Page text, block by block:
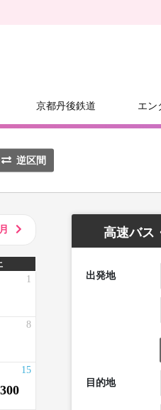
京都丹後鉄道 エン
逆区間
1
8
15
高速バス
出発地
目的地